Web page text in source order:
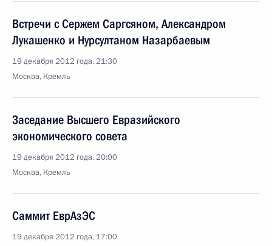
Встречи с Сержем Саргсяном, Александром
Лукашенко и Нурсултаном Назарбаевым
19 декабря 2012 года, 21:30
Москва, Кремль
Заседание Высшего Евразийского
экономического совета
19 декабря 2012 года, 20:00
Москва, Кремль
Саммит ЕврАзЭС
19 декабря 2012 года, 17:00